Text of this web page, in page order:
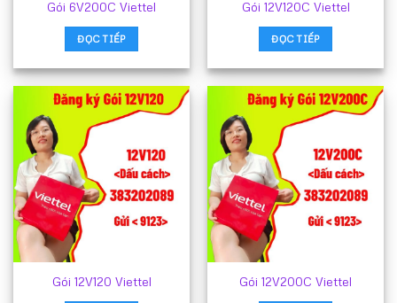
Gói 6V200C Viettel
ĐỌC TIẾP
Gói 12V120C Viettel
ĐỌC TIẾP
Gói 12V120 Viettel Gói 12V200C Viettel